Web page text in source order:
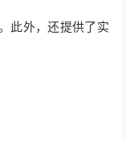
此外，还提供了实